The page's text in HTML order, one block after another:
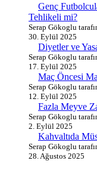
Genç
Tehlikeli mi?
Serap Gökoglu
30. Eylül 2025
Diyetler ve
Serap Gökoglu
17. Eylül 2025
Maç Öncesi
Serap Gökoglu
12. Eylül 2025
Fazla Meyve
Serap Gökoglu
2. Eylül 2025
Kahvaltıda
Serap Gökoglu
28. Ağustos 2025